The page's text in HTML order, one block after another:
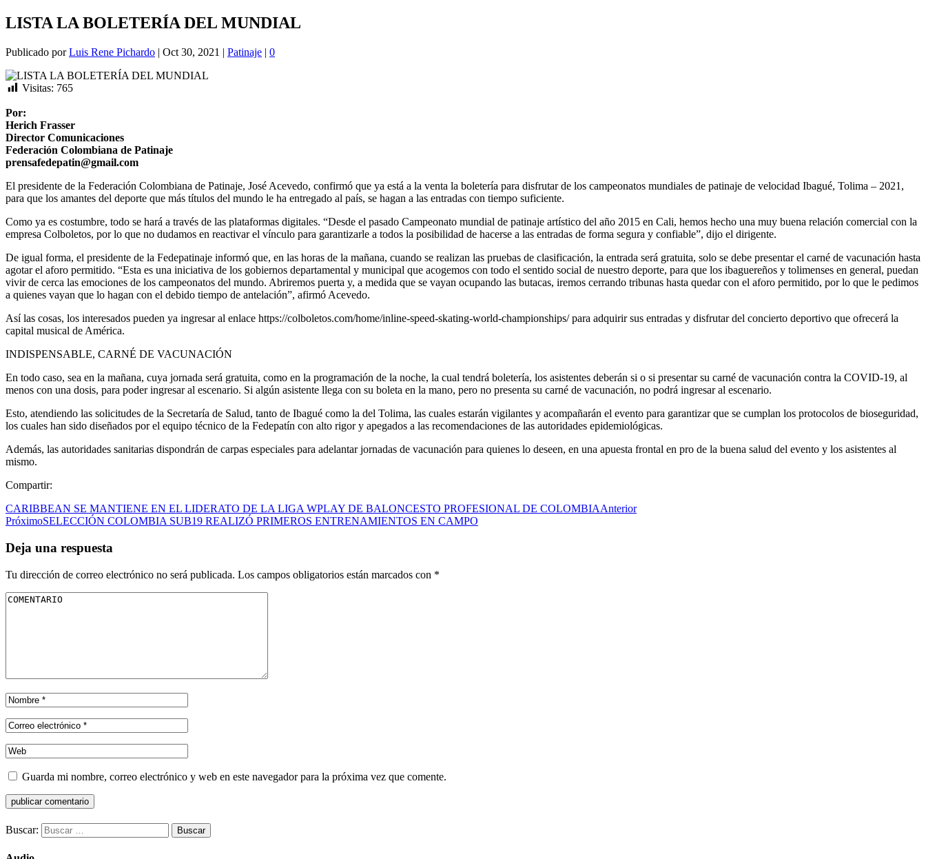
LISTA LA BOLETERÍA DEL MUNDIAL
Publicado porLuis Rene Pichardo | Oct 30, 2021 | Patinaje | 0
Visitas: 765
Por:
Herich Frasser
Director Comunicaciones
Federación Colombiana de Patinaje
prensafedepatin@gmail.com
El presidente de la Federación Colombiana de Patinaje, José Acevedo, confirmó que ya está a la venta la boletería para disfrutar de los campeonatos mundiales de patinaje de velocidad Ibagué, Tolima – 2021,
para que los amantes del deporte que más títulos del mundo le ha entregado al país, se hagan a las entradas con tiempo suficiente.
Como ya es costumbre, todo se hará a través de las plataformas digitales. “Desde el pasado Campeonato mundial de patinaje artístico del año 2015 en Cali, hemos hecho una muy buena relación comercial con la
empresa Colboletos, por lo que no dudamos en reactivar el vínculo para garantizarle a todos la posibilidad de hacerse a las entradas de forma segura y confiable”, dijo el dirigente.
De igual forma, el presidente de la Fedepatinaje informó que, en las horas de la mañana, cuando se realizan las pruebas de clasificación, la entrada será gratuita, solo se debe presentar el carné de vacunación hasta
agotar el aforo permitido. “Esta es una iniciativa de los gobiernos departamental y municipal que acogemos con todo el sentido social de nuestro deporte, para que los ibaguereños y tolimenses en general, puedan
vivir de cerca las emociones de los campeonatos del mundo. Abriremos puerta y, a medida que se vayan ocupando las butacas, iremos cerrando tribunas hasta quedar con el aforo permitido, por lo que le pedimos
a quienes vayan que lo hagan con el debido tiempo de antelación”, afirmó Acevedo.
Así las cosas, los interesados pueden ya ingresar al enlace https://colboletos.com/home/inline-speed-skating-world-championships/ para adquirir sus entradas y disfrutar del concierto deportivo que ofrecerá la
capital musical de América.
INDISPENSABLE, CARNÉ DE VACUNACIÓN
En todo caso, sea en la mañana, cuya jornada será gratuita, como en la programación de la noche, la cual tendrá boletería, los asistentes deberán si o si presentar su carné de vacunación contra la COVID-19, al
menos con una dosis, para poder ingresar al escenario. Si algún asistente llega con su boleta en la mano, pero no presenta su carné de vacunación, no podrá ingresar al escenario.
Esto, atendiendo las solicitudes de la Secretaría de Salud, tanto de Ibagué como la del Tolima, las cuales estarán vigilantes y acompañarán el evento para garantizar que se cumplan los protocolos de bioseguridad,
los cuales han sido diseñados por el equipo técnico de la Fedepatín con alto rigor y apegados a las recomendaciones de las autoridades epidemiológicas.
Además, las autoridades sanitarias dispondrán de carpas especiales para adelantar jornadas de vacunación para quienes lo deseen, en una apuesta frontal en pro de la buena salud del evento y los asistentes al
mismo.
Compartir:
CARIBBEAN SE MANTIENE EN EL LIDERATO DE LA LIGA WPLAY DE BALONCESTO PROFESIONAL DE COLOMBIAAnterior
PróximoSELECCIÓN COLOMBIA SUB19 REALIZÓ PRIMEROS ENTRENAMIENTOS EN CAMPO
Deja una respuesta
Tu dirección de correo electrónico no será publicada. Los campos obligatorios están marcados con *
Guarda mi nombre, correo electrónico y web en este navegador para la próxima vez que comente.
Buscar: